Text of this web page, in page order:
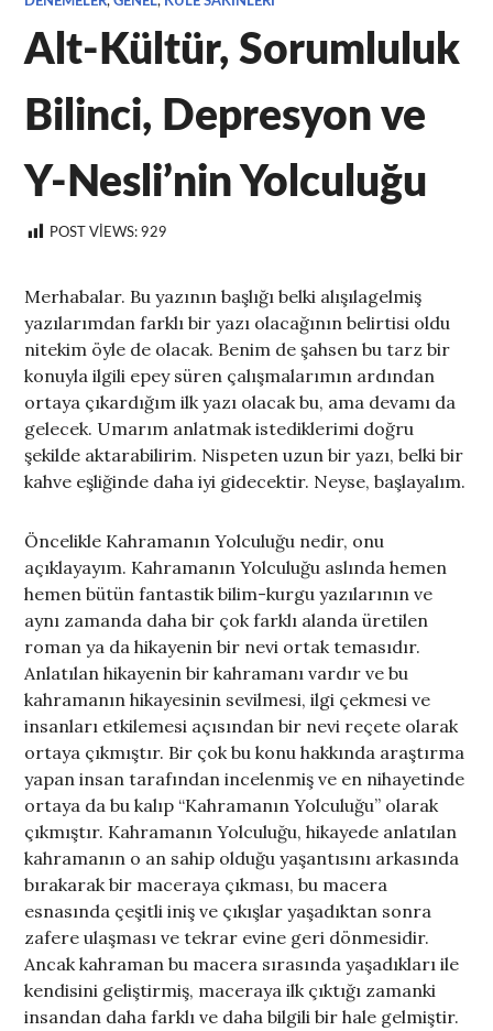
Alt-Kültür, Sorumluluk
Bilinci, Depresyon ve
Y-Nesli’nin Yolculuğu
POST VIEWS: 929
Merhabalar. Bu yazının başlığı belki alışılagelmiş
yazılarımdan farklı bir yazı olacağının belirtisi oldu
nitekim öyle de olacak. Benim de şahsen bu tarz bir
konuyla ilgili epey süren çalışmalarımın ardından
ortaya çıkardığım ilk yazı olacak bu, ama devamı da
gelecek. Umarım anlatmak istediklerimi doğru
şekilde aktarabilirim. Nispeten uzun bir yazı, belki bir
kahve eşliğinde daha iyi gidecektir. Neyse, başlayalım.
Öncelikle Kahramanın Yolculuğu nedir, onu
açıklayayım. Kahramanın Yolculuğu aslında hemen
hemen bütün fantastik bilim-kurgu yazılarının ve
aynı zamanda daha bir çok farklı alanda üretilen
roman ya da hikayenin bir nevi ortak temasıdır.
Anlatılan hikayenin bir kahramanı vardır ve bu
kahramanın hikayesinin sevilmesi, ilgi çekmesi ve
insanları etkilemesi açısından bir nevi reçete olarak
ortaya çıkmıştır. Bir çok bu konu hakkında araştırma
yapan insan tarafından incelenmiş ve en nihayetinde
ortaya da bu kalıp “Kahramanın Yolculuğu” olarak
çıkmıştır. Kahramanın Yolculuğu, hikayede anlatılan
kahramanın o an sahip olduğu yaşantısını arkasında
bırakarak bir maceraya çıkması, bu macera
esnasında çeşitli iniş ve çıkışlar yaşadıktan sonra
zafere ulaşması ve tekrar evine geri dönmesidir.
Ancak kahraman bu macera sırasında yaşadıkları ile
kendisini geliştirmiş, maceraya ilk çıktığı zamanki
insandan daha farklı ve daha bilgili bir hale gelmiştir.